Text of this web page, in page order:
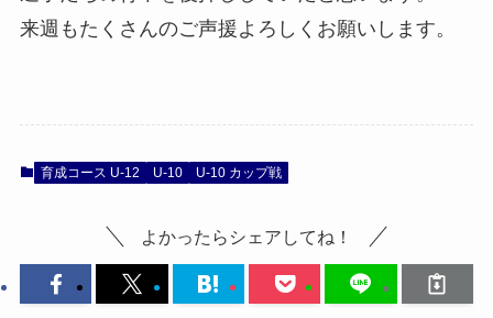
来週もたくさんのご声援よろしくお願いします。
育成コース U-12 U-10 U-10 カップ戦
よかったらシェアしてね！